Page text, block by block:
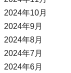
2024年10月
2024年9月
2024年8月
2024年7月
2024年6月